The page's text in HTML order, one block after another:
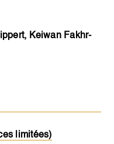
Keiwan Fakhr-
limitées)